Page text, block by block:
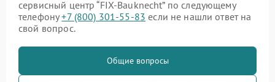
сервисный центр “FIX-Bauknecht” по следующему
телефону+7 (800) 301-55-83 если не нашли ответ на
свой вопрос.
Общие вопросы